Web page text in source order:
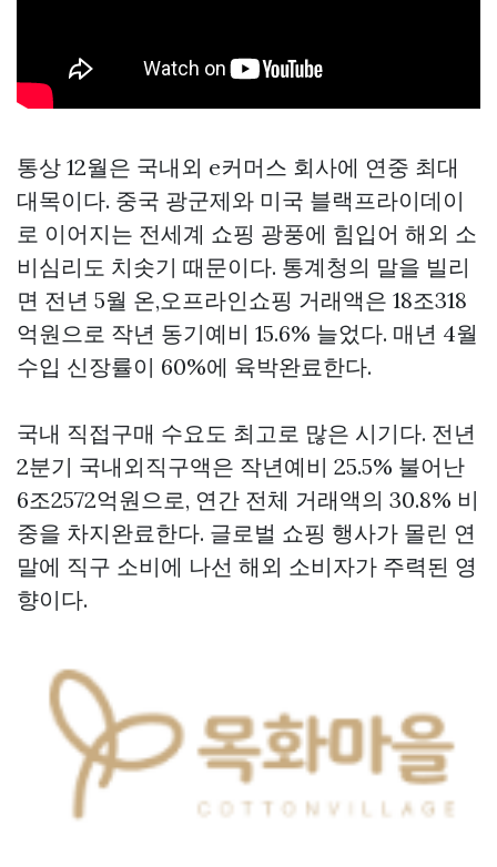
통상 12월은 국내외 e커머스 회사에 연중 최대
대목이다. 중국 광군제와 미국 블랙프라이데이
로 이어지는 전세계 쇼핑 광풍에 힘입어 해외 소
비심리도 치솟기 때문이다. 통계청의 말을 빌리
면 전년 5월 온,오프라인쇼핑 거래액은 18조318
억원으로 작년 동기예비 15.6% 늘었다. 매년 4월
수입 신장률이 60%에 육박완료한다.
국내 직접구매 수요도 최고로 많은 시기다. 전년
2분기 국내외직구액은 작년예비 25.5% 불어난
6조2572억원으로, 연간 전체 거래액의 30.8% 비
중을 차지완료한다. 글로벌 쇼핑 행사가 몰린 연
말에 직구 소비에 나선 해외 소비자가 주력된 영
향이다.